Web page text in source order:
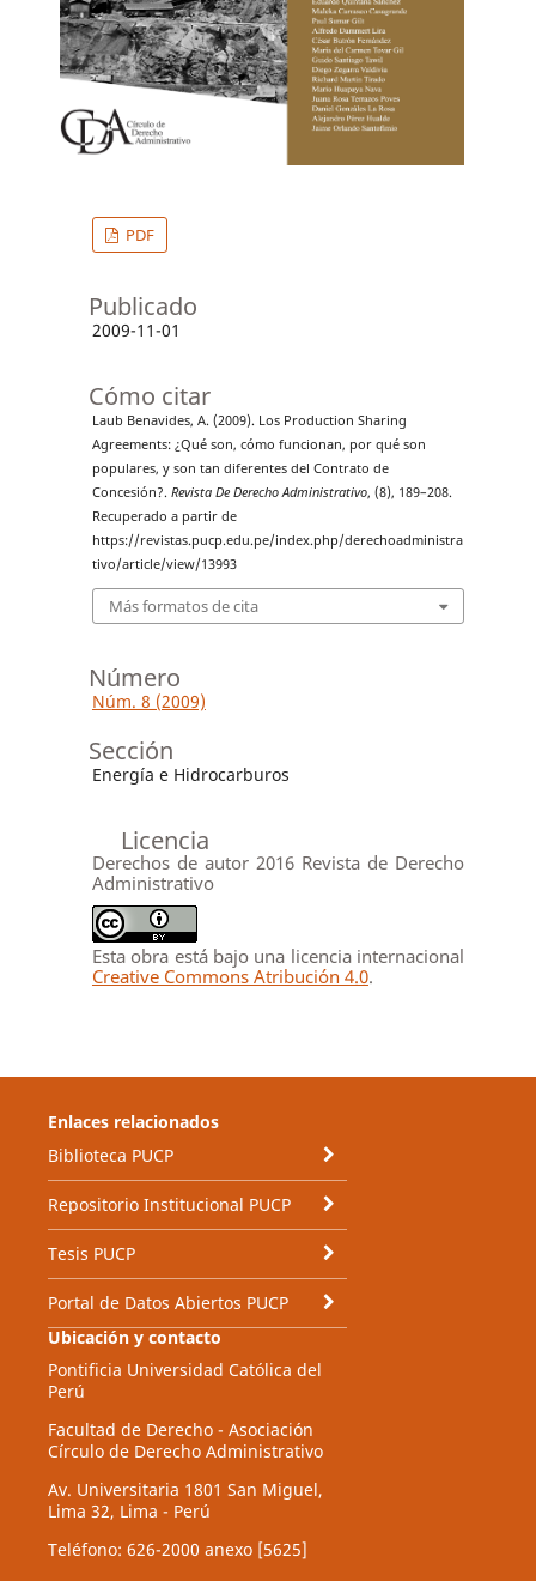
PDF
Publicado
2009-11-01
Cómo citar
Laub Benavides, A. (2009). Los Production Sharing
Agreements: ¿Qué son, cómo funcionan, por qué son
populares, y son tan diferentes del Contrato de
Concesión?. Revista De Derecho Administrativo, (8), 189–208.
Recuperado a partir de
https://revistas.pucp.edu.pe/index.php/derechoadministra
tivo/article/view/13993
Más formatos de cita
Número
Núm. 8 (2009)
Sección
Energía e Hidrocarburos
Licencia
Derechos de autor 2016 Revista de Derecho
Administrativo
Esta obra está bajo una licencia internacional
Creative Commons Atribución 4.0.
Enlaces relacionados
Biblioteca PUCP
Repositorio Institucional PUCP
Tesis PUCP
Portal de Datos Abiertos PUCP
Ubicación y contacto
Pontificia Universidad Católica del
Perú
Facultad de Derecho - Asociación
Círculo de Derecho Administrativo
Av. Universitaria 1801 San Miguel,
Lima 32, Lima - Perú
Teléfono: 626-2000 anexo [5625]